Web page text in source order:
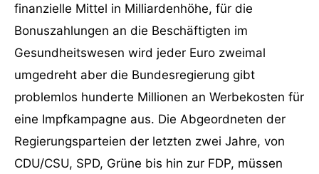
finanzielle Mittel in Milliardenhöhe, für die
Bonuszahlungen an die Beschäftigten im
Gesundheitswesen wird jeder Euro zweimal
umgedreht aber die Bundesregierung gibt
problemlos hunderte Millionen an Werbekosten für
eine Impfkampagne aus. Die Abgeordneten der
Regierungsparteien der letzten zwei Jahre, von
CDU/CSU, SPD, Grüne bis hin zur FDP, müssen